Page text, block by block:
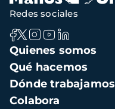
Navegación
principal
Quienes somos
Qué hacemos
Dónde trabajamos
Colabora
Redes sociales